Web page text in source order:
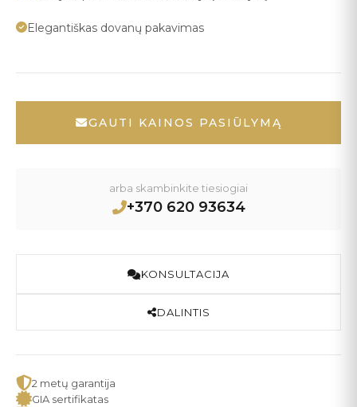
Elegantiškas dovanų pakavimas
GAUTI KAINOS PASIŪLYMĄ
arba skambinkite tiesiogiai
+370 620 93634
KONSULTACIJA
DALINTIS
2 metų garantija
GIA sertifikatas